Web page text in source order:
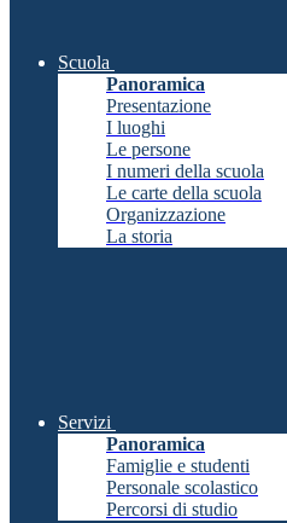
Scuola
Panoramica
Presentazione
I luoghi
Le persone
I numeri della scuola
Le carte della scuola
Organizzazione
La storia
Servizi
Panoramica
Famiglie e studenti
Personale scolastico
Percorsi di studio